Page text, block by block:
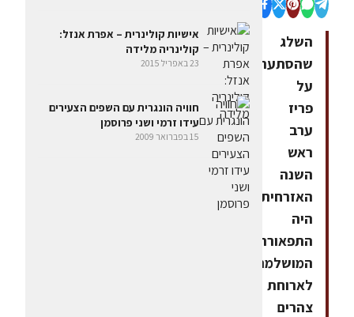
השלג
שהסתער
על
פריז
ערב
ראש
השנה
האזרחית,
היה
התפאורה
המושלמת
לארוחת
צהרים
אישיות קולינרית – אפרת אנזל:
קולינריה מלידה
23 באפריל 2015
חוויה הונגרית עם השפים הצעירים
עידו זרמי ושני פרוסמן
15 בפברואר 2009